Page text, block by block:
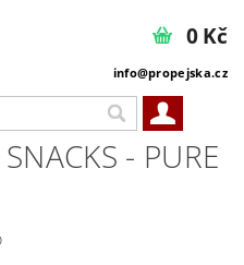
info@propejska.cz
0 Kč
- PURE